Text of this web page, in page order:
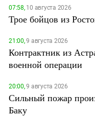
07:58,10 августа 2026
Трое бойцов из
21:00,9 августа 2026
Контрактник из
военной операции
20:00,9 августа 2026
Сильный пожар
Баку